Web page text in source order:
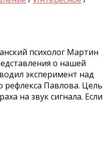
психолог Мартин
о нашей
эксперимент над
рефлекса Павлова. Цель
на звук сигнала. Если